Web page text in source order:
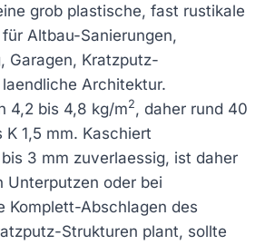
grob plastische, fast rustikale
Altbau-Sanierungen,
Garagen, Kratzputz-
Architektur.
4,2 bis 4,8 kg/m2 , daher rund 40
1,5 mm. Kaschiert
3 mm zuverlaessig, ist daher
Unterputzen oder bei
Komplett-Abschlagen des
Strukturen plant, sollte